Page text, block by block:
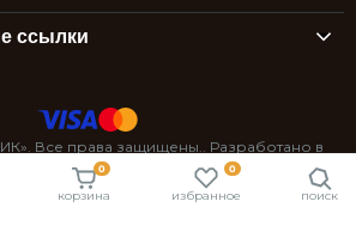
ссылки
Все права защищены.. Разработано в
0
корзина
0
избранное поиск